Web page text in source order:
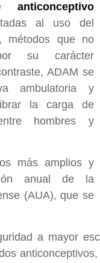
anticonceptivo
al uso del
métodos que no
su carácter
ADAM se
ambulatoria y
la carga de
hombres y
más amplios y
anual de la
(AUA), que se
a mayor